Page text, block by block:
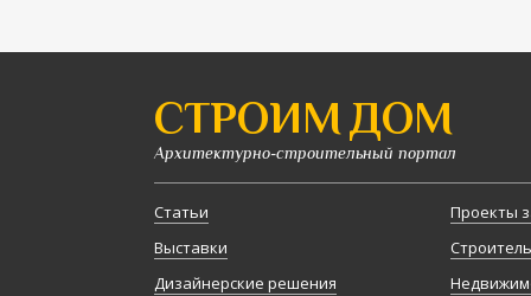
СТРОИМ ДОМ
Архитектурно-строительный портал
Статьи
Выставки
Дизайнерские решения
Проекты